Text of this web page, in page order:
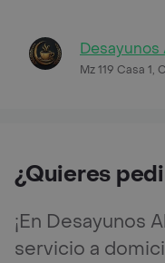
Desayunos
Mz 119 Casa 1,
¿Quieres
¡En Desayunos
servicio a